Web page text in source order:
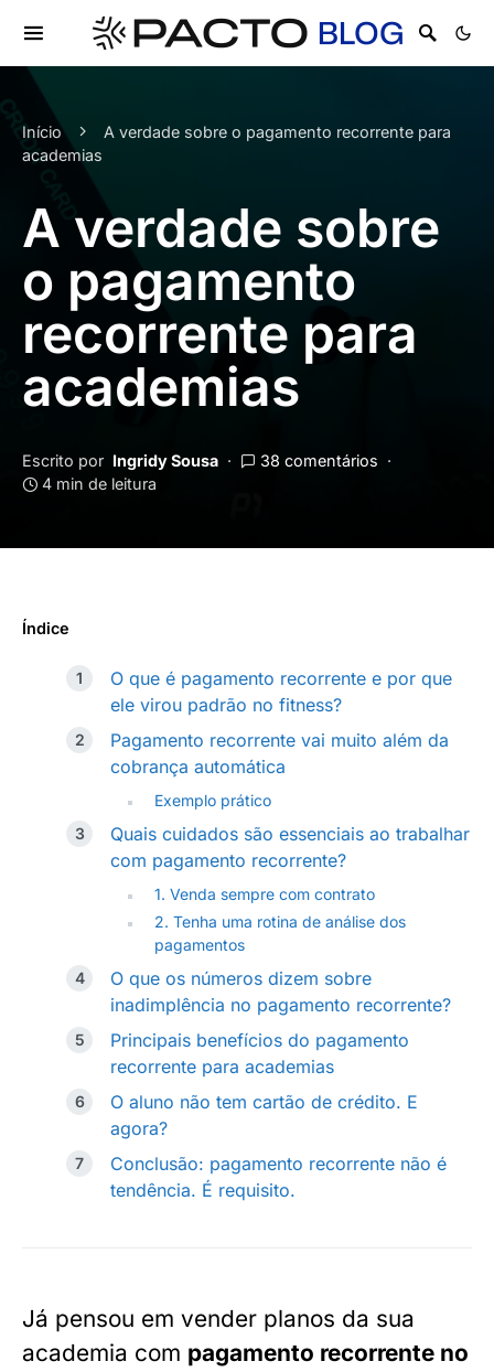
Início
A verdade sobre o pagamento recorrente para
academias
A verdade sobre
o pagamento
recorrente para
academias
Escrito por Ingridy Sousa
38 comentários
4 min de leitura
Índice
O que é pagamento recorrente e por que
ele virou padrão no fitness?
Pagamento recorrente vai muito além da
cobrança automática
Exemplo prático
Quais cuidados são essenciais ao trabalhar
com pagamento recorrente?
1. Venda sempre com contrato
2. Tenha uma rotina de análise dos
pagamentos
O que os números dizem sobre
inadimplência no pagamento recorrente?
Principais benefícios do pagamento
recorrente para academias
O aluno não tem cartão de crédito. E
agora?
Conclusão: pagamento recorrente não é
tendência. É requisito.
Já pensou em vender planos da sua
academia com pagamento recorrente no